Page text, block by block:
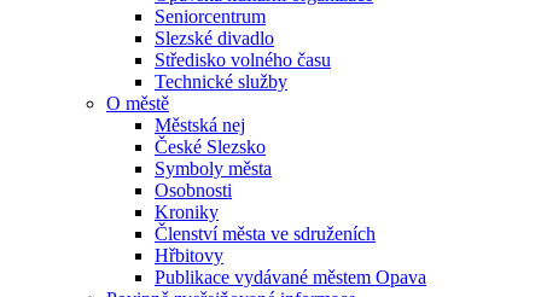
Seniorcentrum
Slezské divadlo
Středisko volného času
Technické služby
O městě
Městská nej
České Slezsko
Symboly města
Osobnosti
Kroniky
Členství města ve sdruženích
Hřbitovy
Publikace vydávané městem Opava